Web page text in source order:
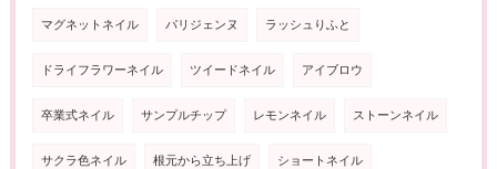
マグネットネイル パリジェンヌ ラッシュりふと
ドライフラワーネイル ツイードネイル アイブロウ
卒業式ネイル サンプルチップ レモンネイル ストーンネイル
サクラ色ネイル 根元から立ち上げ ショートネイル